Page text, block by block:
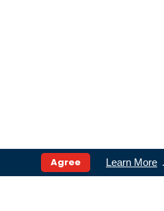
Learn More
Agree